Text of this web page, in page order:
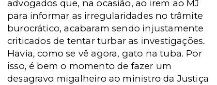
advogados que, na ocasião, ao irem ao MJ
para informar as irregularidades no trâmite
burocrático, acabaram sendo injustamente
criticados de tentar turbar as investigações.
Havia, como se vê agora, gato na tuba. Por
isso, é bem o momento de fazer um
desagravo migalheiro ao ministro da Justiça